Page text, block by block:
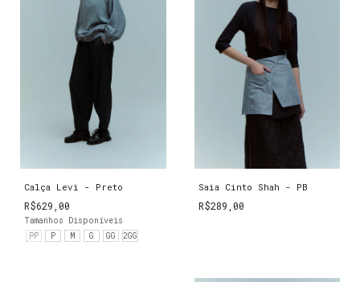
Calça Levi - Preto
R$629,00
Tamanhos Disponíveis
PP
P M G GG 2GG
Saia Cinto Shah - PB
R$289,00